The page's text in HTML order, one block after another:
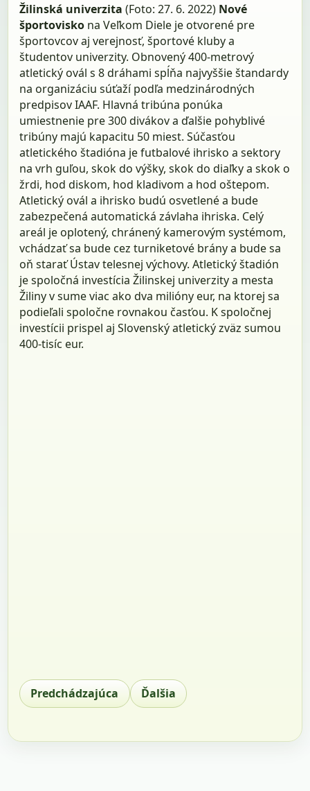
Žilinská univerzita(Foto: 27. 6. 2022) Nové
športovisko na Veľkom Diele je otvorené pre
športovcov aj verejnosť, športové kluby a
študentov univerzity. Obnovený 400-metrový
atletický ovál s 8 dráhami spĺňa najvyššie štandardy
na organizáciu súťaží podľa medzinárodných
predpisov IAAF. Hlavná tribúna ponúka
umiestnenie pre 300 divákov a ďalšie pohyblivé
tribúny majú kapacitu 50 miest. Súčasťou
atletického štadióna je futbalové ihrisko a sektory
na vrh guľou, skok do výšky, skok do diaľky a skok o
žrdi, hod diskom, hod kladivom a hod oštepom.
Atletický ovál a ihrisko budú osvetlené a bude
zabezpečená automatická závlaha ihriska. Celý
areál je oplotený, chránený kamerovým systémom,
vchádzať sa bude cez turniketové brány a bude sa
oň starať Ústav telesnej výchovy. Atletický štadión
je spoločná investícia Žilinskej univerzity a mesta
Žiliny v sume viac ako dva milióny eur, na ktorej sa
podieľali spoločne rovnakou časťou. K spoločnej
investícii prispel aj Slovenský atletický zväz sumou
400-tisíc eur.
Predchádzajúca Ďalšia